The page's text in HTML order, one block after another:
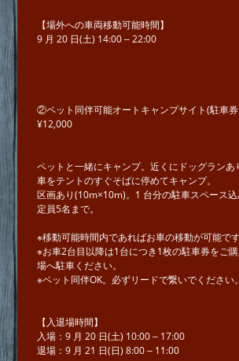
【場外への⾞両移動可能時間】
9 ⽉ 20 ⽇(⼟) 14:00 ‒ 22:00
②ペット同伴可能オートキャンプサイト(駐車
¥12,000
ペットと⼀緒にキャンプ。近くにドッグランあ
⾞をテントのすぐそばに停めてキャンプ。
区画あり(10m×10m)。1 台分の駐⾞スペース込
定員5名まで。
※移動可能時間内であればお⾞の移動が可能です
※お車2台⽬以降は1台につき1枚の駐⾞券をご
場へ駐車ください。
※ペット同伴OK。必ずリードで繋いでください。
【⼊退場時間】
⼊場：9 ⽉ 20 ⽇(⼟) 10:00 ‒ 17:00
退場：9 ⽉ 21 ⽇(⽇) 8:00 ‒ 11:00